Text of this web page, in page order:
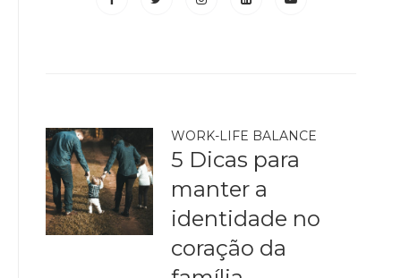
WORK-LIFE BALANCE
5 Dicas para
manter a
identidade no
coração da